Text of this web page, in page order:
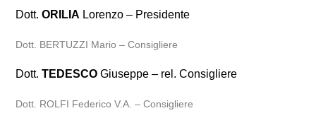
Dott.ORILIA Lorenzo – Presidente
Dott. BERTUZZI Mario – Consigliere
Dott.TEDESCO Giuseppe – rel. Consigliere
Dott. ROLFI Federico V.A. – Consigliere